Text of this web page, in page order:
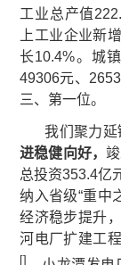
工业总产值
上工业企业新
长10.4%。城
49306元、
三、第一位。
我们聚力延
进稳健向好，
总投资353.4亿
纳入省级“重中
经济稳步提升
河电厂扩建工
[]